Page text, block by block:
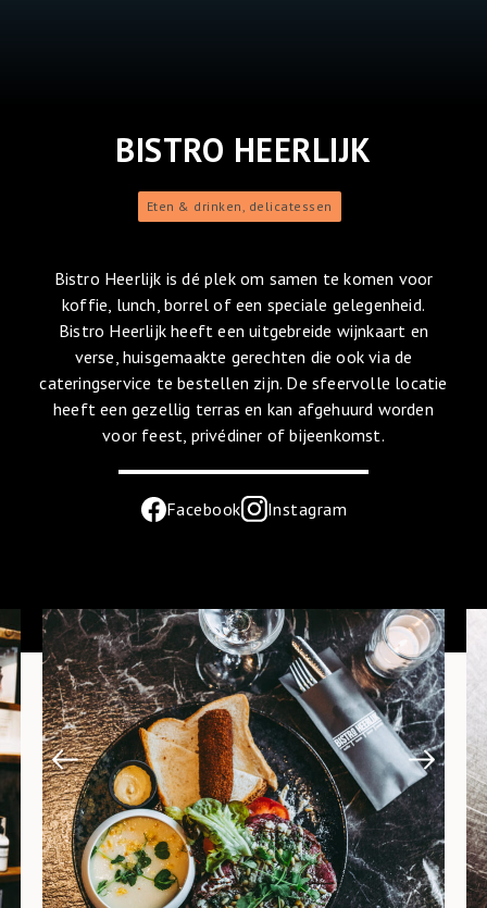
BISTRO HEERLIJK
Eten & drinken, delicatessen
Bistro Heerlijk is dé plek om samen te komen voor
koffie, lunch, borrel of een speciale gelegenheid.
Bistro Heerlijk heeft een uitgebreide wijnkaart en
verse, huisgemaakte gerechten die ook via de
cateringservice te bestellen zijn. De sfeervolle locatie
heeft een gezellig terras en kan afgehuurd worden
voor feest, privédiner of bijeenkomst.
Facebook Instagram